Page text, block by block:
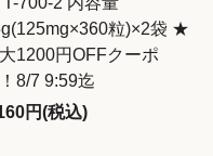
粒)×2袋 ★
1200円OFFクーポ
8/7 9:59迄
円(税込)